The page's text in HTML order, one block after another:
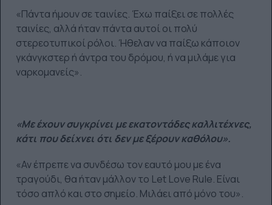
«Πάντα ήμουν σε ταινίες. Έχω παίξει σε πολλές
ταινίες, αλλά ήταν πάντα αυτοί οι πολύ
στερεοτυπικοί ρόλοι. Ήθελαν να παίξω κάποιον
γκάνγκστερ ή άντρα του δρόμου, ή να μιλάμε για
ναρκομανείς».
«Με έχουν συγκρίνει με εκατοντάδες καλλιτέχνες,
κάτι που δείχνει ότι δεν με ξέρουν καθόλου».
«Αν έπρεπε να συνδέσω τον εαυτό μου με ένα
τραγούδι, θα ήταν μάλλον το Let Love Rule. Είναι
τόσο απλό και στο σημείο. Μιλάει από μόνο του».